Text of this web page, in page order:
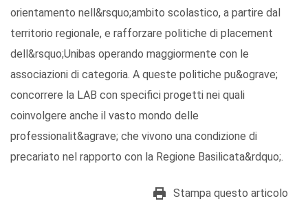
orientamento nell&rsquo;ambito scolastico, a partire dal
territorio regionale, e rafforzare politiche di placement
dell&rsquo;Unibas operando maggiormente con le
associazioni di categoria. A queste politiche pu&ograve;
concorrere la LAB con specifici progetti nei quali
coinvolgere anche il vasto mondo delle
professionalit&agrave; che vivono una condizione di
precariato nel rapporto con la Regione Basilicata&rdquo;.
Stampa questo articolo